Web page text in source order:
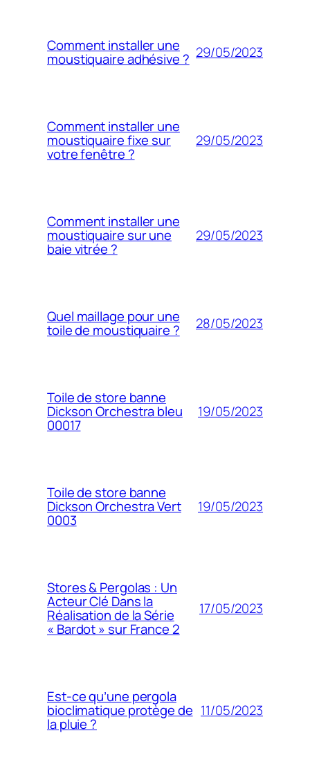
Comment installer une
moustiquaire adhésive ? 29/05/2023
Comment installer une
moustiquaire fixe sur
votre fenêtre ?
29/05/2023
Comment installer une
moustiquaire sur une
baie vitrée ?
29/05/2023
Quel maillage pour une
toile de moustiquaire ? 28/05/2023
Toile de store banne
Dickson Orchestra bleu
00017
19/05/2023
Toile de store banne
Dickson Orchestra Vert
0003
19/05/2023
Stores & Pergolas : Un
Acteur Clé Dans la
Réalisation de la Série
« Bardot » sur France 2
17/05/2023
Est-ce qu’une pergola
bioclimatique protège de
la pluie ?
11/05/2023